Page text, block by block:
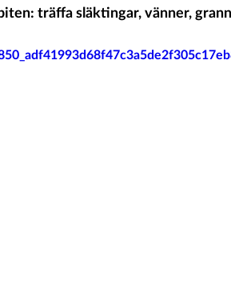
träffa släktingar, vänner,